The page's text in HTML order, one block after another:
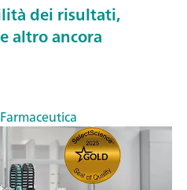
dei risultati,
altro ancora